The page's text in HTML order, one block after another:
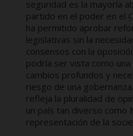
seguridad es la mayoría
partido en el poder en el
ha permitido aprobar
legislativas sin la
consensos con la
podría ser vista como
cambios profundos y
riesgo de una
refleja la pluralidad de
un país tan diverso como
representación de la